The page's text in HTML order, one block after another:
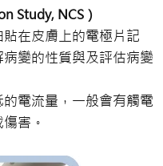
Study, NCS）
在皮膚上的電極片記
變的性質與及評估病變
電流量，一般會有觸電
害。